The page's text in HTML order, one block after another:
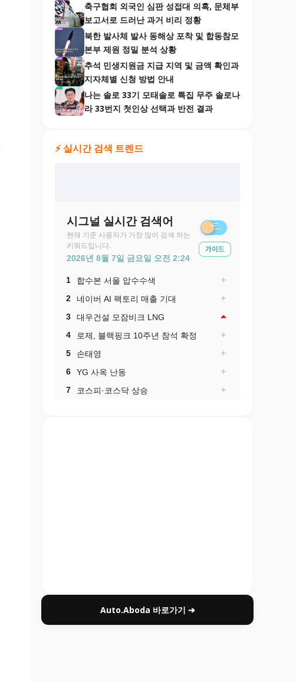
축구협회 외국인 심판 성접대 의혹, 문체부
보고서로 드러난 과거 비리 정황
북한 발사체 발사 동해상 포착 및 합동참모
본부 제원 정밀 분석 상황
추석 민생지원금 지급 지역 및 금액 확인과
지자체별 신청 방법 안내
나는 솔로 33기 모태솔로 특집 무주 솔로나
라 33번지 첫인상 선택과 반전 결과
⚡ 실시간 검색 트렌드
Auto.Aboda 바로가기 ➔